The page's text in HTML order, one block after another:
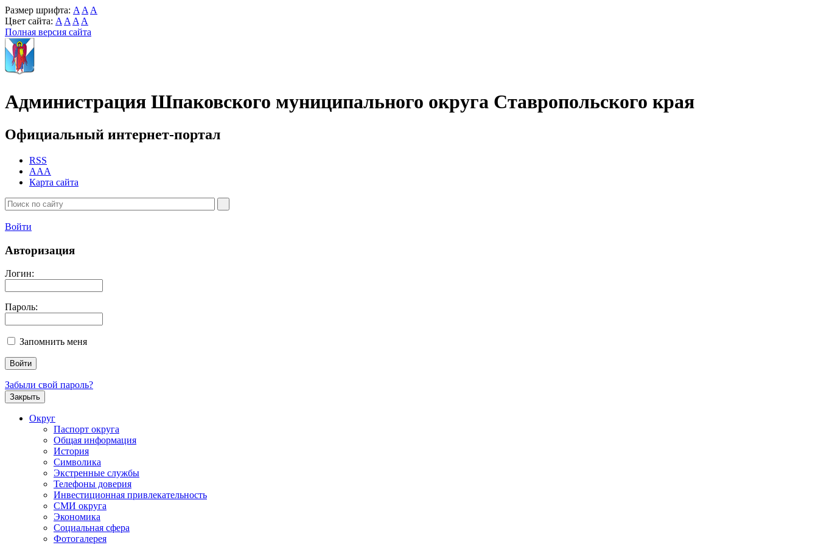
Размер шрифта: A A A
Цвет сайта: A A A A
Полная версия сайта
Администрация Шпаковского муниципального округа Ставропольского края
Официальный интернет-портал
RSS
AAA
Карта сайта
Войти
Авторизация
Логин:
Пароль:
Запомнить меня
Забыли свой пароль?
Закрыть
Округ
Паспорт округа
Общая информация
История
Символика
Экстренные службы
Телефоны доверия
Инвестиционная привлекательность
СМИ округа
Экономика
Социальная сфера
Фотогалерея